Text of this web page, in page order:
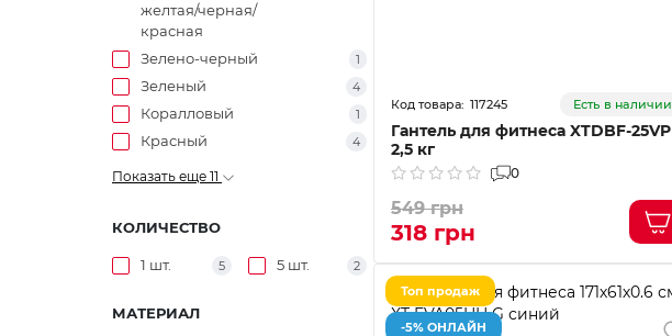
желтая/черная/
красная
Зелено-черный 1
Зеленый 4
Коралловый 1
Красный 4
Показать еще 11
КОЛИЧЕСТВО
1 шт. 5 5 шт. 2
МАТЕРИАЛ
117245 Есть в наличии
Гантель для фитнеса XTDBF-25VP
2,5 кг
0
549 грн
318 грн
Топ продаж
-5% ОНЛАЙН